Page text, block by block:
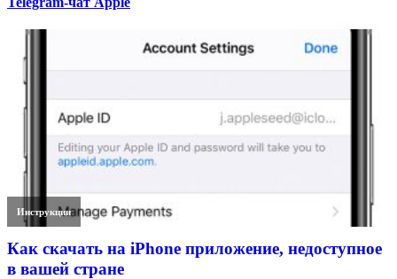
Инструкции
Как скачать на iPhone приложение, недоступное
в вашей стране